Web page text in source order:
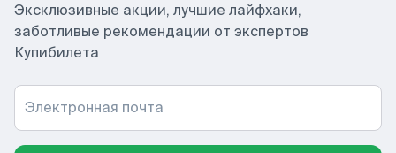
Эксклюзивные акции, лучшие лайфхаки,
заботливые рекомендации от экспертов
Купибилета
Электронная почта